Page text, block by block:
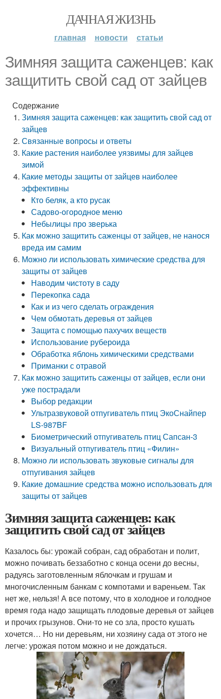
ДАЧНАЯ ЖИЗНЬ
главная новости статьи
Зимняя защита саженцев: как
защитить свой сад от зайцев
Содержание
Зимняя защита саженцев: как защитить свой сад от
зайцев
Связанные вопросы и ответы
Какие растения наиболее уязвимы для зайцев
зимой
Какие методы защиты от зайцев наиболее
эффективны
Кто беляк, а кто русак
Садово‑огородное меню
Небылицы про зверька
Как можно защитить саженцы от зайцев, не нанося
вреда им самим
Можно ли использовать химические средства для
защиты от зайцев
Наводим чистоту в саду
Перекопка сада
Как и из чего сделать ограждения
Чем обмотать деревья от зайцев
Защита с помощью пахучих веществ
Использование рубероида
Обработка яблонь химическими средствами
Приманки с отравой
Как можно защитить саженцы от зайцев, если они
уже пострадали
Выбор редакции
Ультразвуковой отпугиватель птиц ЭкоСнайпер
LS-987BF
Биометрический отпугиватель птиц Сапсан-3
Визуальный отпугиватель птиц «Филин»
Можно ли использовать звуковые сигналы для
отпугивания зайцев
Какие домашние средства можно использовать для
защиты от зайцев
Зимняя защита саженцев: как
защитить свой сад от зайцев
Казалось бы: урожай собран, сад обработан и полит,
можно почивать беззаботно с конца осени до весны,
радуясь заготовленным яблочкам и грушам и
многочисленным банкам с компотами и вареньем. Так
нет же, нельзя! А все потому, что в холодное и голодное
время года надо защищать плодовые деревья от зайцев
и прочих грызунов. Они-то не со зла, просто кушать
хочется… Но ни деревьям, ни хозяину сада от этого не
легче: урожая потом можно и не дождаться.